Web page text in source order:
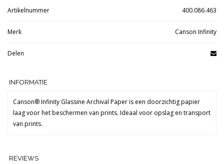
Artikelnummer 400.086.463
Merk Canson Infinity
Delen
INFORMATIE
Canson® Infinity Glassine Archival Paper is een doorzichtig papier
laag voor het beschermen van prints. Ideaal voor opslag en transport
van prints.
REVIEWS